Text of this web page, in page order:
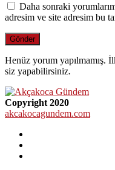
Daha sonraki
adresim ve site adresim bu
Henüz yorum yapılmamış.
siz yapabilirsiniz.
Copyright 2020
akcakocagundem.com